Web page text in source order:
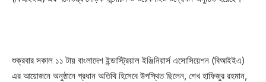
শুক্রবার সকাল ১১ টায় বাংলাদেশ ইন্ডাস্ট্রিয়াল ইঞ্জিনিয়ার্স এসোসিয়েশন (বিআইইএ)
এর আয়োজনে অনুষ্ঠানে প্রধান অতিথি হিসেবে উপস্থিত ছিলেন, শেখ হাফিজুর রহমান,